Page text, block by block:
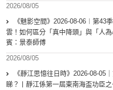
2026/08/05
《魅影空間》2026-08-06︱第43
雲！如何區分「真中降頭」與「人
賓：景泰師傅
2026/08/05
《靜江思憶往日時》2026-08-05
睇？丨靜江係第一屆東南海盃功臣